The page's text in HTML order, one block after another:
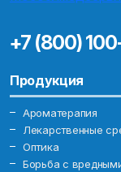
+7 (800)
Продукция
Ароматерапия
Лекарственные
Оптика
Борьба с